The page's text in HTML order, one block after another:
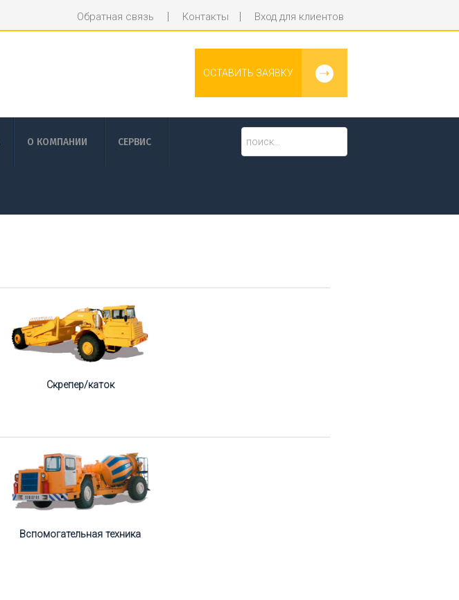
Обратная связь Контакты Вход для клиентов
ОСТАВИТЬ ЗАЯВКУ
О КОМПАНИИ СЕРВИС
Скрепер/каток
Вспомогательная техника